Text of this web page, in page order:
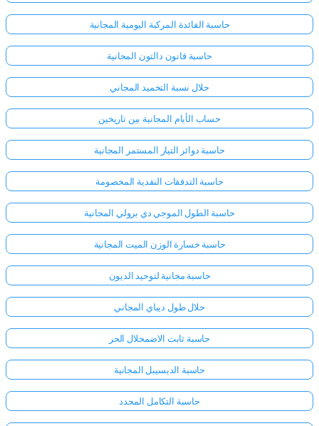
حاسبة الفائدة المركبة اليومية المجانية
حاسبة قانون دالتون المجانية
حلال نسبة التخميد المجاني
حساب الأيام المجانية بين تاريخين
حاسبة دوائر التيار المستمر المجانية
حاسبة التدفقات النقدية المخصومة
حاسبة الطول الموجي دي برولي المجانية
حاسبة خسارة الوزن الميت المجانية
حاسبة مجانية لتوحيد الديون
حلال طول ديباي المجاني
حاسبة ثابت الاضمحلال الحر
حاسبة الديسيبل المجانية
حاسبة التكامل المحدد